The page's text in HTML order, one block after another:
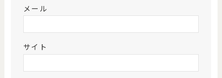
メール
サイト